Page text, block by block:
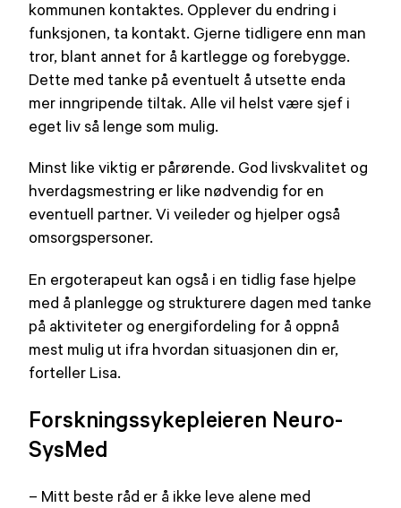
kommunen kontaktes. Opplever du endring i
funksjonen, ta kontakt. Gjerne tidligere enn man
tror, blant annet for å kartlegge og forebygge.
Dette med tanke på eventuelt å utsette enda
mer inngripende tiltak. Alle vil helst være sjef i
eget liv så lenge som mulig.
Minst like viktig er pårørende. God livskvalitet og
hverdagsmestring er like nødvendig for en
eventuell partner. Vi veileder og hjelper også
omsorgspersoner.
En ergoterapeut kan også i en tidlig fase hjelpe
med å planlegge og strukturere dagen med tanke
på aktiviteter og energifordeling for å oppnå
mest mulig ut ifra hvordan situasjonen din er,
forteller Lisa.
Forskningssykepleieren Neuro-
SysMed
– Mitt beste råd er å ikke leve alene med